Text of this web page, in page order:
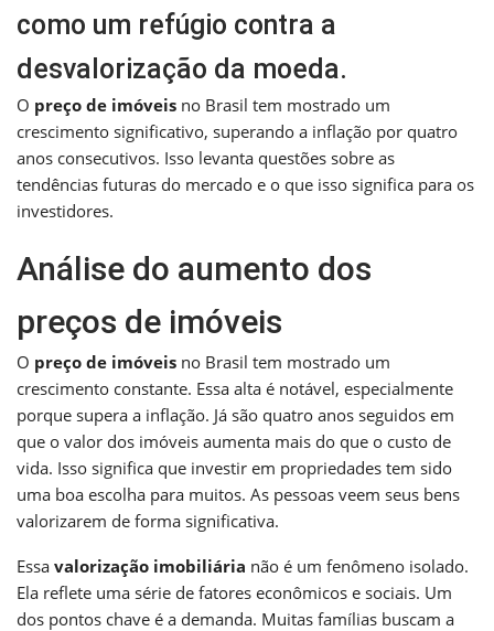
como um refúgio contra a
desvalorização da moeda.
O preço de imóveis no Brasil tem mostrado um
crescimento significativo, superando a inflação por quatro
anos consecutivos. Isso levanta questões sobre as
tendências futuras do mercado e o que isso significa para os
investidores.
Análise do aumento dos
preços de imóveis
O preço de imóveis no Brasil tem mostrado um
crescimento constante. Essa alta é notável, especialmente
porque supera a inflação. Já são quatro anos seguidos em
que o valor dos imóveis aumenta mais do que o custo de
vida. Isso significa que investir em propriedades tem sido
uma boa escolha para muitos. As pessoas veem seus bens
valorizarem de forma significativa.
Essa valorização imobiliária não é um fenômeno isolado.
Ela reflete uma série de fatores econômicos e sociais. Um
dos pontos chave é a demanda. Muitas famílias buscam a